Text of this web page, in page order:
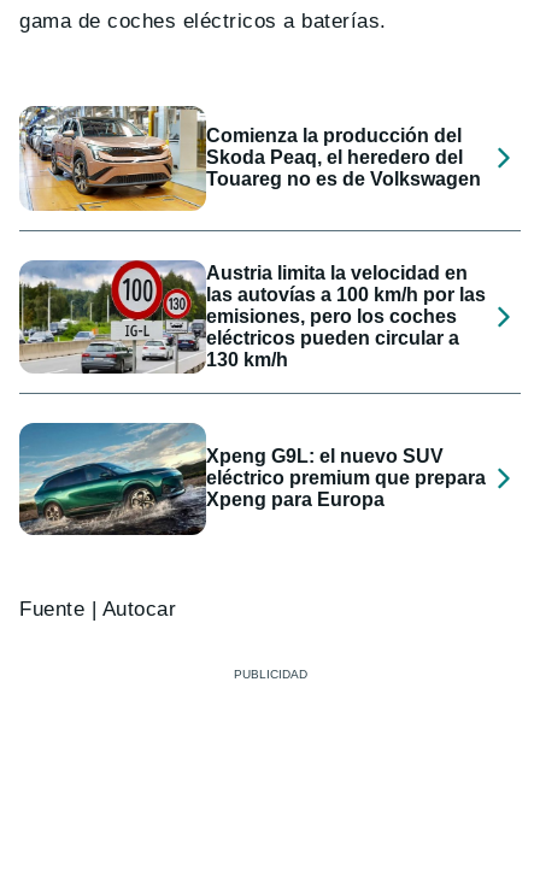
gama de coches eléctricos a baterías.
Comienza la producción del
Skoda Peaq, el heredero del
Touareg no es de Volkswagen
Austria limita la velocidad en
las autovías a 100 km/h por las
emisiones, pero los coches
eléctricos pueden circular a
130 km/h
Xpeng G9L: el nuevo SUV
eléctrico premium que prepara
Xpeng para Europa
Fuente | Autocar